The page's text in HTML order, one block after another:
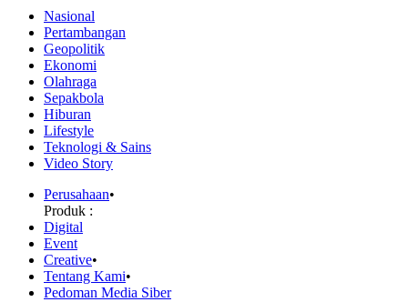
Nasional
Pertambangan
Geopolitik
Ekonomi
Olahraga
Sepakbola
Hiburan
Lifestyle
Teknologi & Sains
Video Story
Perusahaan•
Produk :
Digital
Event
Creative•
Tentang Kami•
Pedoman Media Siber